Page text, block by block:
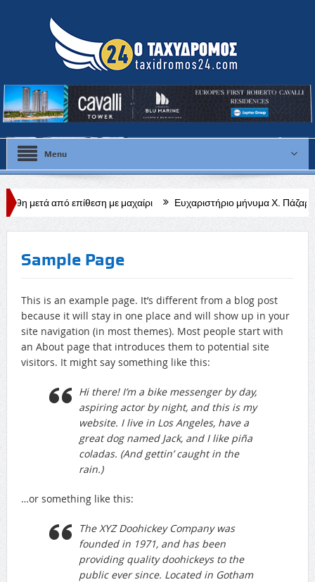
Menu
με μαχαίρι Ευχαριστήριο μήνυμα Χ. Πάζαρου για Α.
Sample Page
This is an example page. It’s different from a blog post
because it will stay in one place and will show up in your
site navigation (in most themes). Most people start with
an About page that introduces them to potential site
visitors. It might say something like this:
Hi there! I’m a bike messenger by day,
aspiring actor by night, and this is my
website. I live in Los Angeles, have a
great dog named Jack, and I like piña
coladas. (And gettin’ caught in the
rain.)
…or something like this:
The XYZ Doohickey Company was
founded in 1971, and has been
providing quality doohickeys to the
public ever since. Located in Gotham